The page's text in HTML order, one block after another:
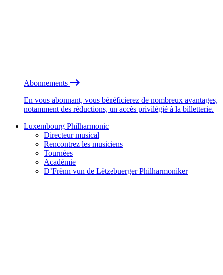
Abonnements
En vous abonnant, vous bénéficierez de nombreux avantages,
notamment des réductions, un accès privilégié à la billetterie.
Luxembourg Philharmonic
Directeur musical
Rencontrez les musiciens
Tournées
Académie
D’Frënn vun de Lëtzebuerger Philharmoniker